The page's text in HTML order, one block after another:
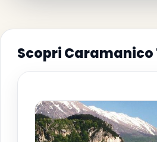
Scopri Caramanico